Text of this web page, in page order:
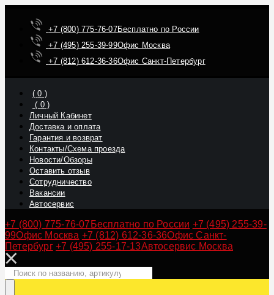
+7 (800) 775-76-07Бесплатно по России
+7 (495) 255-39-99Офис Москва
+7 (812) 612-36-36Офис Санкт-Петербург
(0 )
( 0)
Личный Кабинет
Доставка и оплата
Гарантия и возврат
Контакты/Схема проезда
Новости/Обзоры
Оставить отзыв
Сотрудничество
Вакансии
Автосервис
+7 (800) 775-76-07 Бесплатно по России +7 (495) 255-39-
99Офис Москва +7 (812) 612-36-36Офис Санкт-
Петербург +7 (495) 255-17-13Автосервис Москва